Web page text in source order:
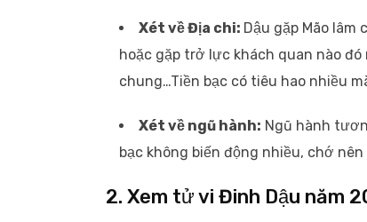
Xét về Địa chi: Dậu gặp Mão lâm
hoặc gặp trở lực khách quan nào
chung…Tiền bạc có tiêu hao nhiều
Xét về ngũ hành: Ngũ hành
bạc không biến động nhiều, chớ
2. Xem tử vi Đinh Dậu năm